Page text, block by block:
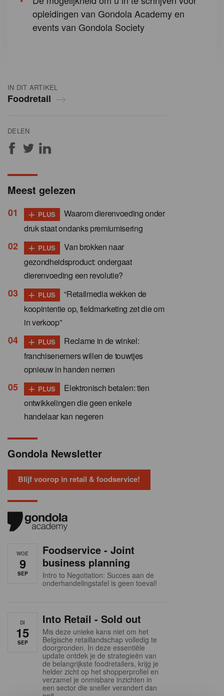
IN DIT ARTIKEL
Foodretail
DELEN
opleidingen van Gondola Academy en
events van Gondola Society
Meest gelezen
+ PLUS
Waarom dierenvoeding onder
druk staat ondanks premiumisering
+ PLUS
Van brokken naar
gezondheidsproduct: ondergaat
dierenvoeding een revolutie?
+ PLUS
“Retailmedia wekken de
koopintentie op, fieldmarketing zet die om
in verkoop”
+ PLUS
Reclame in de winkel:
franchisenemers willen de touwtjes
opnieuw in handen nemen
+ PLUS
Elektronisch betalen: tien
ontwikkelingen die geen enkele
handelaar kan negeren
Gondola Newsletter
Blijf voorop in retail & foodservice!
WOE
9
SEP
Foodservice - Joint
business planning
Intro to Negotiation: Succes aan de
onderhandelingstafel is geen toeval!
DI
15
SEP
Into Retail - Sold out
Mis deze unieke kans niet om het
Belgische retaillandschap volledig te
doorgronden. In deze essentiële
update ontdek je de strategieën van
de belangrijkste foodretailers, krijg je
helder zicht op het shopperprofiel en
verzamel je onmisbare inzichten in
een sector die sneller verandert dan